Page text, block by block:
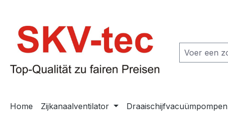
Home Zijkanaalventilator Draaischijfvacuümpompen